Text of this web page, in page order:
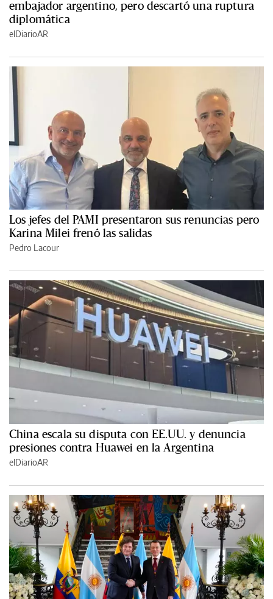
embajador argentino, pero descartó una ruptura
diplomática
elDiarioAR
Los jefes del PAMI presentaron sus renuncias pero
Karina Milei frenó las salidas
Pedro Lacour
China escala su disputa con EE.UU. y denuncia
presiones contra Huawei en la Argentina
elDiarioAR